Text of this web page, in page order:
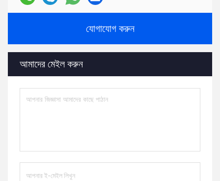
যোগাযোগ করুন
আমাদের মেইল ​​করুন